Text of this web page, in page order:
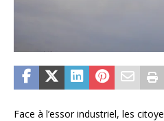
Face à l’essor industriel, les